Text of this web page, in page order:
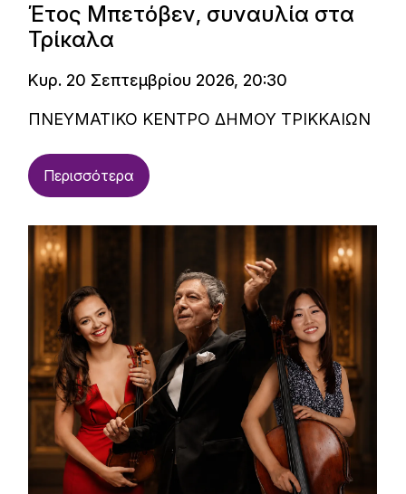
Έτος Μπετόβεν, συναυλία στα
Τρίκαλα
Κυρ. 20 Σεπτεμβρίου 2026, 20:30
ΠΝΕΥΜΑΤΙΚΟ ΚΕΝΤΡΟ ΔΗΜΟΥ ΤΡΙΚΚΑΙΩΝ
Περισσότερα